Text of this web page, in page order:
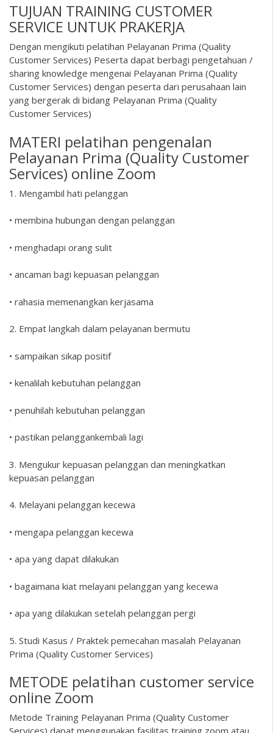
TUJUAN TRAINING CUSTOMER
SERVICE UNTUK PRAKERJA
Dengan mengikuti pelatihan Pelayanan Prima (Quality
Customer Services) Peserta dapat berbagi pengetahuan /
sharing knowledge mengenai Pelayanan Prima (Quality
Customer Services) dengan peserta dari perusahaan lain
yang bergerak di bidang Pelayanan Prima (Quality
Customer Services)
MATERI pelatihan pengenalan
Pelayanan Prima (Quality Customer
Services) online Zoom
1. Mengambil hati pelanggan
• membina hubungan dengan pelanggan
• menghadapi orang sulit
• ancaman bagi kepuasan pelanggan
• rahasia memenangkan kerjasama
2. Empat langkah dalam pelayanan bermutu
• sampaikan sikap positif
• kenalilah kebutuhan pelanggan
• penuhilah kebutuhan pelanggan
• pastikan pelanggankembali lagi
3. Mengukur kepuasan pelanggan dan meningkatkan
kepuasan pelanggan
4. Melayani pelanggan kecewa
• mengapa pelanggan kecewa
• apa yang dapat dilakukan
• bagaimana kiat melayani pelanggan yang kecewa
• apa yang dilakukan setelah pelanggan pergi
5. Studi Kasus / Praktek pemecahan masalah Pelayanan
Prima (Quality Customer Services)
METODE pelatihan customer service
online Zoom
Metode Training Pelayanan Prima (Quality Customer